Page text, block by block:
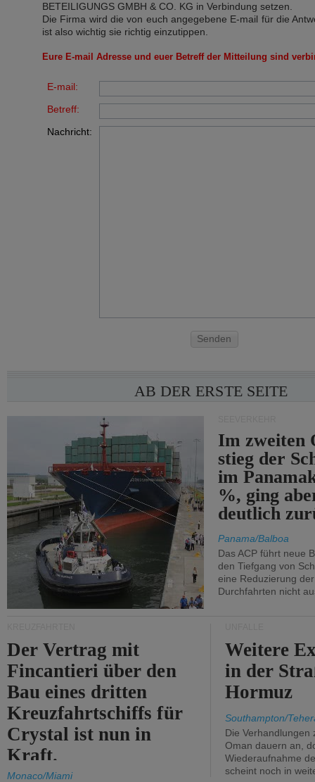
BETEILIGUNGS GMBH & CO. KG in Verbindung setzen.
Die Firma wird die von euch angegebene E-mail für die
ist also wichtig sie richtig einzutippen.
Eure E-mail Adresse und euer Betreff der Mitteilung sind
E-mail:
Betreff:
Nachricht:
Senden
AB DER ERSTE SEITE
Im zweiten
stieg der
im
%, ging
deutlich
Panama/Balboa
Das ACP führt neue
den Tiefgang von
eine Reduzierung
Durchfahrten nicht
Der Vertrag mit
Fincantieri über den
Bau eines dritten
Kreuzfahrtschiffs für
Crystal ist nun in
Kraft.
Monaco/Miami
Weitere
in der
Hormuz
Southampton/
Die Verhandlungen
Oman dauern an,
Wiederaufnahme
scheint noch in